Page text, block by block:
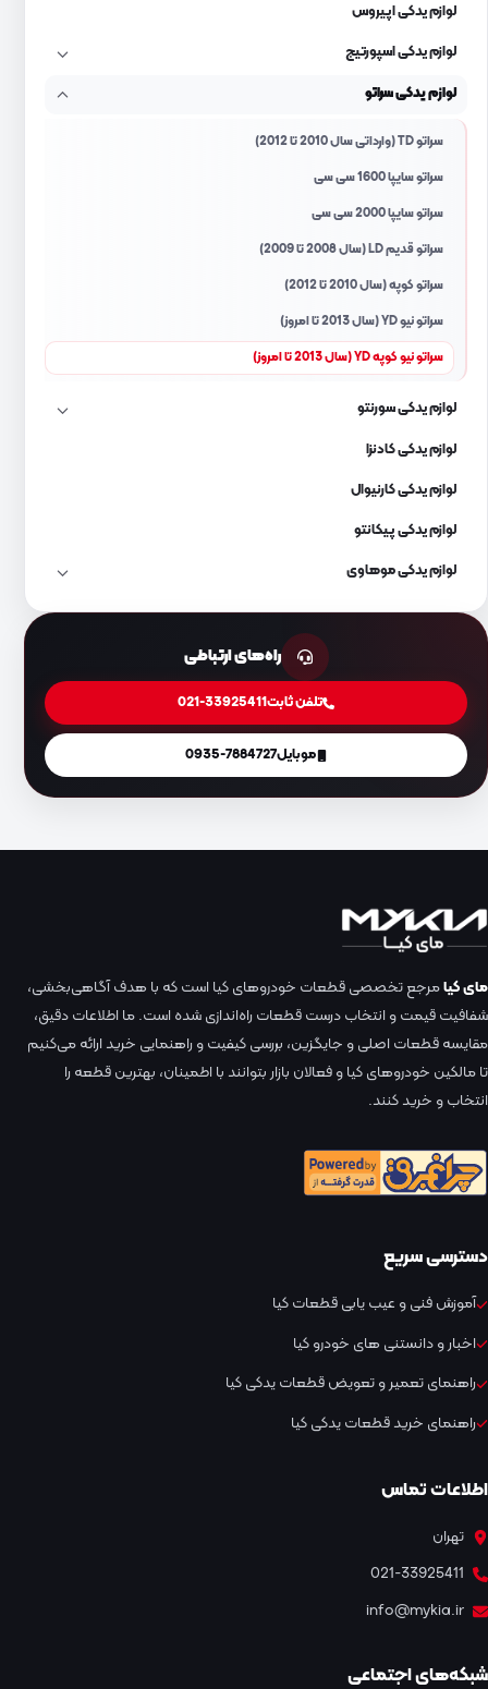
لوازم یدکی اپیروس
لوازم یدکی اسپورتیج
لوازم یدکی سراتو
سراتو TD (وارداتی سال 2010 تا 2012)
سراتو سایپا 1600 سی سی
سراتو سایپا 2000 سی سی
سراتو قدیم LD (سال 2008 تا 2009)
سراتو کوپه (سال 2010 تا 2012)
سراتو نیو YD (سال 2013 تا امروز)
سراتو نیو کوپه YD (سال 2013 تا امروز)
لوازم یدکی سورنتو
لوازم یدکی کادنزا
لوازم یدکی کارنیوال
لوازم یدکی پیکانتو
لوازم یدکی موهاوی
راه‌های ارتباطی
تلفن ثابت021-33925411
موبایل0935-7884727
مای کیامرجع تخصصی قطعات خودروهای کیا است که با هدف آگاهی‌بخشی،
شفافیت قیمت و انتخاب درست قطعات راه‌اندازی شده است. ما اطلاعات دقیق،
مقایسه قطعات اصلی و جایگزین، بررسی کیفیت و راهنمایی خرید ارائه می‌کنیم
تا مالکین خودروهای کیا و فعالان بازار بتوانند با اطمینان، بهترین قطعه را
انتخاب و خرید کنند.
دسترسی سریع
آموزش فنی و عیب یابی قطعات کیا
اخبار و دانستنی های خودرو کیا
راهنمای تعمیر و تعویض قطعات یدکی کیا
راهنمای خرید قطعات یدکی کیا
اطلاعات تماس
تهران
021-33925411
info@mykia.ir
شبکه‌های اجتماعی